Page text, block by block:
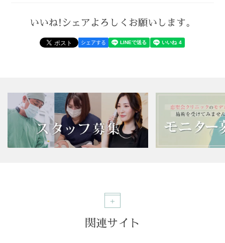
いいね!シェアよろしくお願いします。
シェアする
関連サイト